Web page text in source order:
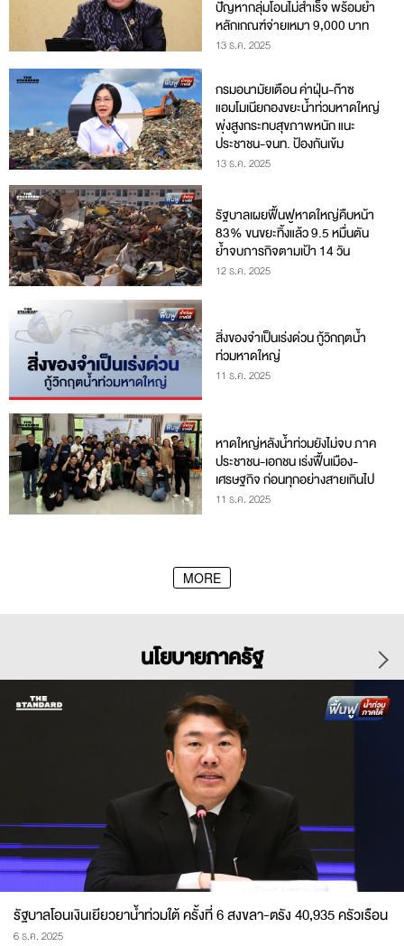
ปัญหากลุ่มโอนไม่สำเร็จ พร้อมย้ำ
หลักเกณฑ์จ่ายเหมา 9,000 บาท
13 ธ.ค. 2025
กรมอนามัยเตือน ค่าฝุ่น-ก๊าซ
แอมโมเนียกองขยะน้ำท่วมหาดใหญ่
พุ่งสูงกระทบสุขภาพหนัก แนะ
ประชาชน-จนท. ป้องกันเข้ม
13 ธ.ค. 2025
รัฐบาลเผยฟื้นฟูหาดใหญ่คืบหน้า
83% ขนขยะทิ้งแล้ว 9.5 หมื่นตัน
ย้ำจบภารกิจตามเป้า 14 วัน
12 ธ.ค. 2025
สิ่งของจำเป็นเร่งด่วน กู้วิกฤตน้ำ
ท่วมหาดใหญ่
11 ธ.ค. 2025
หาดใหญ่หลังน้ำท่วมยังไม่จบ ภาค
ประชาชน-เอกชน เร่งฟื้นเมือง-
เศรษฐกิจ ก่อนทุกอย่างสายเกินไป
11 ธ.ค. 2025
MORE
นโยบายภาครัฐ
รัฐบาลโอนเงินเยียวยาน้ำท่วมใต้ ครั้งที่ 6 สงขลา-ตรัง 40,935 ครัวเรือน
6 ธ.ค. 2025